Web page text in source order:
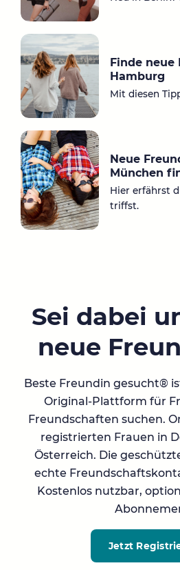
Finde
Hamburg
Mit diesen
Neue
München
Hier erfährst
triffst.
Sei dabei
neue
Beste Freundin gesucht®
Original-Plattform für
Freundschaften suchen.
registrierten Frauen in
Österreich. Die
echte
Kostenlos nutzbar,
Jetzt